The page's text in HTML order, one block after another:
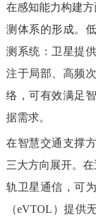
在感知能力构建
测体系的形成。
测系统：卫星提
注于局部、高频
络，可有效满足
据需求。
在智慧交通支撑
三大方向展开。
轨卫星通信，可
（eVTOL）提供